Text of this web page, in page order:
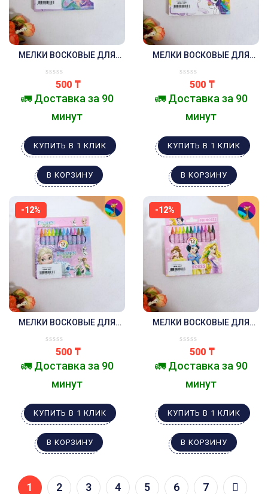
МЕЛКИ ВОСКОВЫЕ ДЛЯ
500 ₸
🚛 Доставка за 90
минут
КУПИТЬ В 1 КЛИК
В КОРЗИНУ
МЕЛКИ ВОСКОВЫЕ ДЛЯ
500 ₸
🚛 Доставка за 90
минут
КУПИТЬ В 1 КЛИК
В КОРЗИНУ
-12%
МЕЛКИ ВОСКОВЫЕ ДЛЯ
СЕРДЦЕ
500 ₸
🚛 Доставка за 90
минут
КУПИТЬ В 1 КЛИК
В КОРЗИНУ
-12%
МЕЛКИ ВОСКОВЫЕ ДЛЯ
500 ₸
🚛 Доставка за 90
минут
КУПИТЬ В 1 КЛИК
В КОРЗИНУ
1 2 3 4 5 6 7